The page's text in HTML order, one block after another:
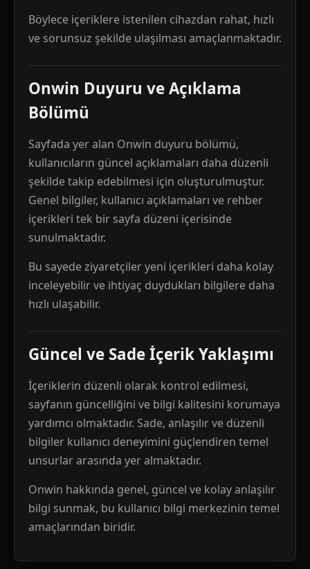
Böylece içeriklere istenilen cihazdan rahat, hızlı
ve sorunsuz şekilde ulaşılması amaçlanmaktadır.
Onwin Duyuru ve Açıklama
Bölümü
Sayfada yer alan Onwin duyuru bölümü,
kullanıcıların güncel açıklamaları daha düzenli
şekilde takip edebilmesi için oluşturulmuştur.
Genel bilgiler, kullanıcı açıklamaları ve rehber
içerikleri tek bir sayfa düzeni içerisinde
sunulmaktadır.
Bu sayede ziyaretçiler yeni içerikleri daha kolay
inceleyebilir ve ihtiyaç duydukları bilgilere daha
hızlı ulaşabilir.
Güncel ve Sade İçerik Yaklaşımı
İçeriklerin düzenli olarak kontrol edilmesi,
sayfanın güncelliğini ve bilgi kalitesini korumaya
yardımcı olmaktadır. Sade, anlaşılır ve düzenli
bilgiler kullanıcı deneyimini güçlendiren temel
unsurlar arasında yer almaktadır.
Onwin hakkında genel, güncel ve kolay anlaşılır
bilgi sunmak, bu kullanıcı bilgi merkezinin temel
amaçlarından biridir.